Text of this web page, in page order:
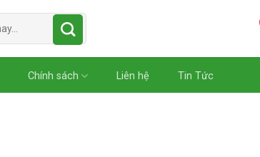
Chính sách Liên hệ Tin Tức